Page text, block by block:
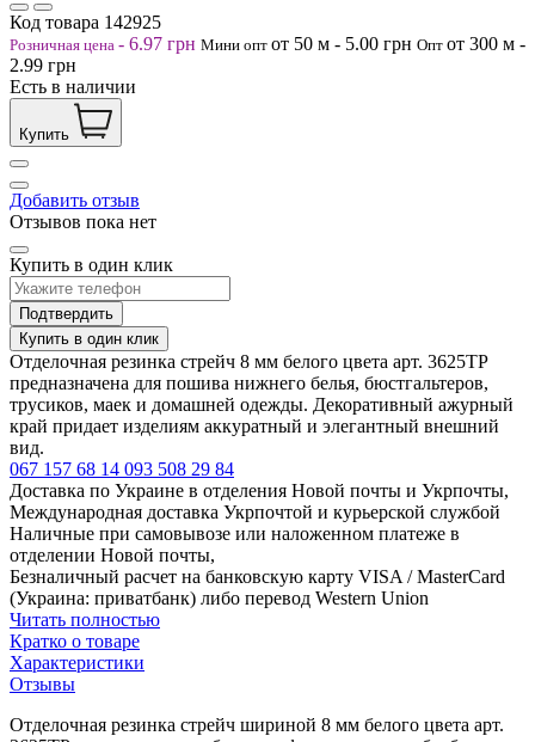
Код товара 142925
Розничная цена - 6.97 грн Мини опт от 50 м - 5.00 грн Опт от 300 м -
2.99 грн
Есть в наличии
Купить
Добавить отзыв
Отзывов пока нет
Купить в один клик
Подтвердить
Купить в один клик
Отделочная резинка стрейч 8 мм белого цвета арт. 3625ТР
предназначена для пошива нижнего белья, бюстгальтеров,
трусиков, маек и домашней одежды. Декоративный ажурный
край придает изделиям аккуратный и элегантный внешний
вид.
067 157 68 14 093 508 29 84
Доставка по Украине в отделения Новой почты и Укрпочты,
Международная доставка Укрпочтой и курьерской службой
Наличные при самовывозе или наложенном платеже в
отделении Новой почты,
Безналичный расчет на банковскую карту VISA / MasterCard
(Украина: приватбанк) либо перевод Western Union
Читать полностью
Кратко о товаре
Характеристики
Отзывы
Отделочная резинка стрейч шириной 8 мм белого цвета арт.